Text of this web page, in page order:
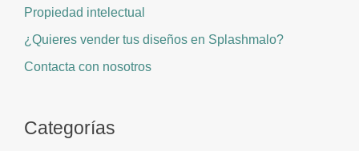
Propiedad intelectual
¿Quieres vender tus diseños en Splashmalo?
Contacta con nosotros
Categorías